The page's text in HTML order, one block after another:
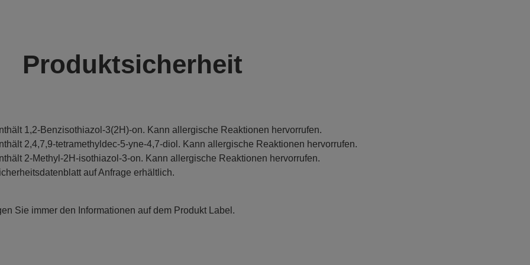
Produktsicherheit
1,2-Benzisothiazol-3(2H)-on. Kann allergische Reaktionen hervorrufen.
2,4,7,9-tetramethyldec-5-yne-4,7-diol. Kann allergische Reaktionen hervorrufen.
2-Methyl-2H-isothiazol-3-on. Kann allergische Reaktionen hervorrufen.
auf Anfrage erhältlich.
Sie immer den Informationen auf dem Produkt Label.